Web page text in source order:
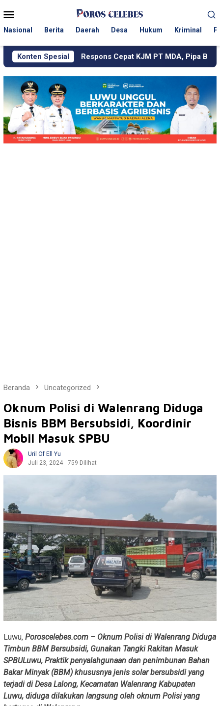
ke
Mobile
Nasional Berita Daerah Desa Hukum Kriminal
Konten Spesial
Respons Cepat KJM PT MDA, Pipa Bocor hingga Jalan
Beranda Uncategorized
Oknum Polisi di Walenrang Diduga
Bisnis BBM Bersubsidi, Koordinir
Mobil Masuk SPBU
Uril Of Ell Yu
Juli 23, 2024
759 Dilihat
Luwu, Poroscelebes.com – Oknum Polisi di Walenrang Diduga
Timbun BBM Bersubsidi, Gunakan Tangki Rakitan Masuk
SPBULuwu, Praktik penyalahgunaan dan penimbunan Bahan
Bakar Minyak (BBM) khususnya jenis solar bersubsidi yang
terjadi di Desa Lalong, Kecamatan Walenrang Kabupaten
Luwu, diduga dilakukan langsung oleh oknum Polisi yang